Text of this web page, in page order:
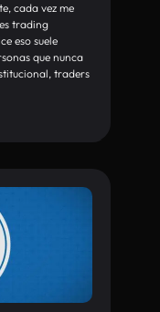
cada vez me
trading
eso suele
que nunca
traders